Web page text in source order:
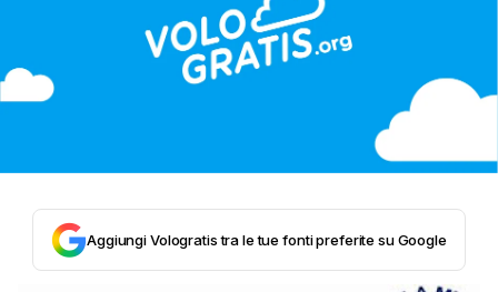
Aggiungi Vologratis tra le tue fonti preferite su Google